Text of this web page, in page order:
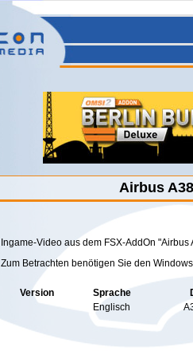
Airbus
Ingame-Video aus dem FSX-AddOn "Airbus
Zum Betrachten benötigen Sie den
Version Sprache
Englisch